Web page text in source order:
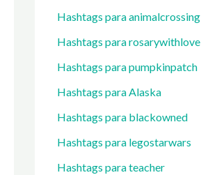
Hashtags para animalcrossing
Hashtags para rosarywithlove
Hashtags para pumpkinpatch
Hashtags para Alaska
Hashtags para blackowned
Hashtags para legostarwars
Hashtags para teacher